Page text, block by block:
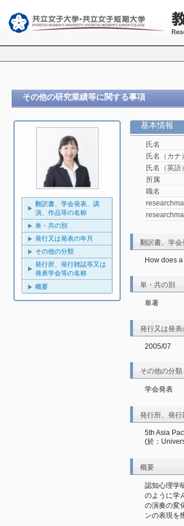
その他の研究業績等に関する事項
翻訳書、学会発表、講
演、作品等の名称
単・共の別
発行又は発表の年月
その他の分類
発行所、発行雑誌等又は
発表学会等の名称
概要
基本情報
氏名
氏名（カナ）
氏名（英語）
所属
職名
翻訳書、学
How does
単・共の別
単著
発行又は発表
2005/07
その他の分類
学会発表
発行所、発
5th Asia
(於：
概要
認知心理学
のように学
の演奏の変
ンの表現を